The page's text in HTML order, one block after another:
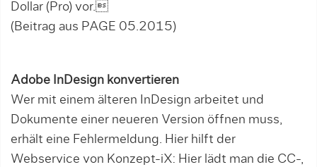
Dollar (Pro) vor.
(Beitrag aus PAGE 05.2015)
Adobe InDesign konvertieren
Wer mit einem älteren InDesign arbeitet und
Dokumente einer neueren Ver­sion öffnen muss,
erhält eine Fehlermeldung. Hier hilft der
Webservice von Konzept-iX: Hier lädt man die CC-,